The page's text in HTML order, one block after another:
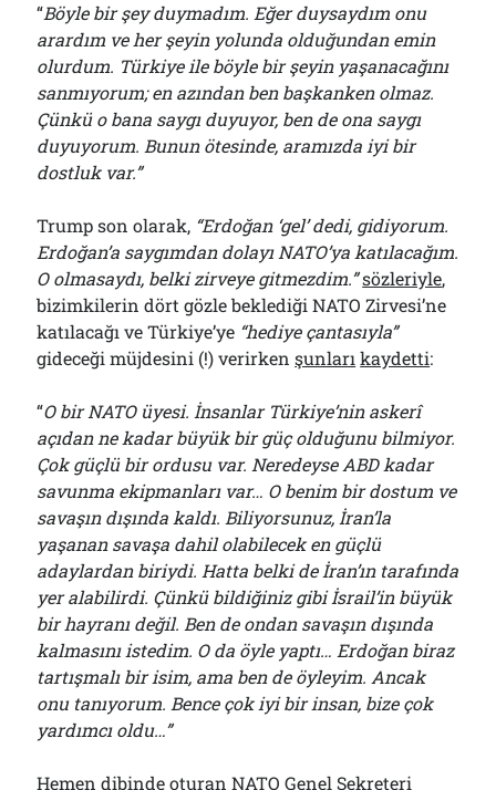
“Böyle bir şey duymadım. Eğer duysaydım onu
arardım ve her şeyin yolunda olduğundan emin
olurdum. Türkiye ile böyle bir şeyin yaşanacağını
sanmıyorum; en azından ben başkanken olmaz.
Çünkü o bana saygı duyuyor, ben de ona saygı
duyuyorum. Bunun ötesinde, aramızda iyi bir
dostluk var.”
Trump son olarak, “Erdoğan ‘gel’ dedi, gidiyorum.
Erdoğan’a saygımdan dolayı NATO’ya katılacağım.
O olmasaydı, belki zirveye gitmezdim.”sözleriyle,
bizimkilerin dört gözle beklediği NATO Zirvesi’ne
katılacağı ve Türkiye’ye “hediye çantasıyla”
gideceği müjdesini (!) verirkenşunları kaydetti:
“O bir NATO üyesi. İnsanlar Türkiye’nin askerî
açıdan ne kadar büyük bir güç olduğunu bilmiyor.
Çok güçlü bir ordusu var. Neredeyse ABD kadar
savunma ekipmanları var… O benim bir dostum ve
savaşın dışında kaldı. Biliyorsunuz, İran’la
yaşanan savaşa dahil olabilecek en güçlü
adaylardan biriydi. Hatta belki de İran’ın tarafında
yer alabilirdi. Çünkü bildiğiniz gibi İsrail’in büyük
bir hayranı değil. Ben de ondan savaşın dışında
kalmasını istedim. O da öyle yaptı… Erdoğan biraz
tartışmalı bir isim, ama ben de öyleyim. Ancak
onu tanıyorum. Bence çok iyi bir insan, bize çok
yardımcı oldu…”
Hemen dibinde oturan NATO Genel Sekreteri